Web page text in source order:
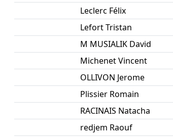
Leclerc Félix
Lefort Tristan
M MUSIALIK David
Michenet Vincent
OLLIVON Jerome
Plissier Romain
RACINAIS Natacha
redjem Raouf